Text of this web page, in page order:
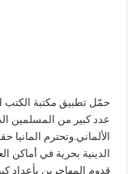
حمّل تطبيق مكتبة الكتب
عدد كبير من المسلمين
الألماني.وتحترم
الدينية بحرية في أماكن
قدوم المهاجرين بأعداد